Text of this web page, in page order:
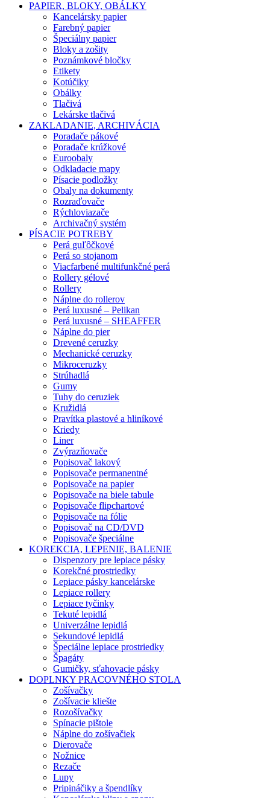
PAPIER, BLOKY, OBÁLKY
Kancelársky papier
Farebný papier
Špeciálny papier
Bloky a zošity
Poznámkové bločky
Etikety
Kotúčiky
Obálky
Tlačivá
Lekárske tlačivá
ZAKLADANIE, ARCHIVÁCIA
Poradače pákové
Poradače krúžkové
Euroobaly
Odkladacie mapy
Písacie podložky
Obaly na dokumenty
Rozraďovače
Rýchloviazače
Archivačný systém
PÍSACIE POTREBY
Perá guľôčkové
Perá so stojanom
Viacfarbené multifunkčné perá
Rollery gélové
Rollery
Náplne do rollerov
Perá luxusné – Pelikan
Perá luxusné – SHEAFFER
Náplne do pier
Drevené ceruzky
Mechanické ceruzky
Mikroceruzky
Strúhadlá
Gumy
Tuhy do ceruziek
Kružidlá
Pravítka plastové a hliníkové
Kriedy
Liner
Zvýrazňovače
Popisovač lakový
Popisovače permanentné
Popisovače na papier
Popisovače na biele tabule
Popisovače flipchartové
Popisovače na fólie
Popisovač na CD/DVD
Popisovače špeciálne
KOREKCIA, LEPENIE, BALENIE
Dispenzory pre lepiace pásky
Korekčné prostriedky
Lepiace pásky kancelárske
Lepiace rollery
Lepiace tyčinky
Tekuté lepidlá
Univerzálne lepidlá
Sekundové lepidlá
Špeciálne lepiace prostriedky
Špagáty
Gumičky, sťahovacie pásky
DOPLNKY PRACOVNÉHO STOLA
Zošívačky
Zošívacie kliešte
Rozošívačky
Spínacie pištole
Náplne do zošívačiek
Dierovače
Nožnice
Rezače
Lupy
Pripináčiky a špendlíky